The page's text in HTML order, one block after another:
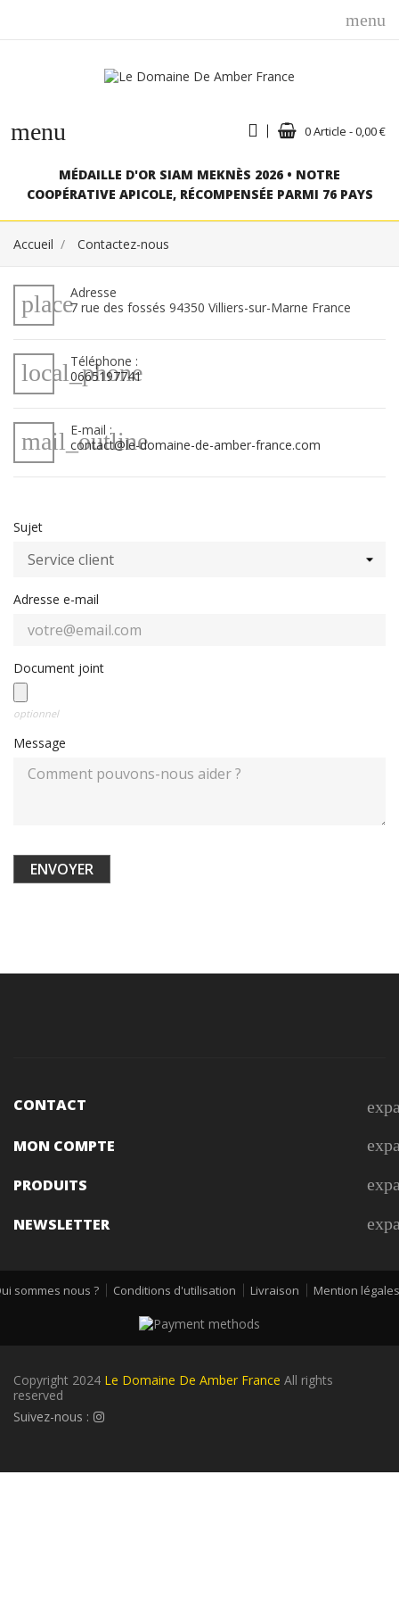
menu
menu 0 Article - 0,00 €
MÉDAILLE D'OR SIAM MEKNÈS 2026 • NOTRE
COOPÉRATIVE APICOLE, RÉCOMPENSÉE PARMI 76 PAYS
Accueil Contactez-nous
placeAdresse
7 rue des fossés 94350 Villiers-sur-Marne France
local_phone
Téléphone :
0665197741
mail_outline
E-mail :
contact@le-domaine-de-amber-france.com
Sujet
Adresse e-mail
Document joint
optionnel
Message
CONTACT
MON COMPTE
PRODUITS
NEWSLETTER
sommes nous ? Conditions d'utilisation Livraison Mention légales
Copyright 2024 Le Domaine De Amber France All rights
reserved
Suivez-nous :